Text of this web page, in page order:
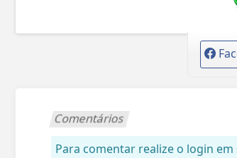
Comentários
Para comentar realize o login em